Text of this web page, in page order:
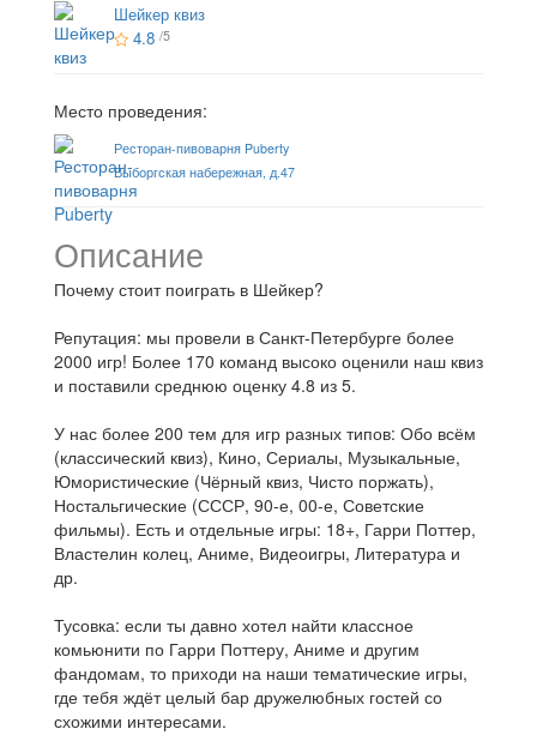
Шейкер квиз
4.8 /5
Место проведения:
Ресторан-пивоварня Puberty
Выборгская набережная, д.47
Описание
Почему стоит поиграть в Шейкер?
Репутация: мы провели в Санкт-Петербурге более
2000 игр! Более 170 команд высоко оценили наш квиз
и поставили среднюю оценку 4.8 из 5.
У нас более 200 тем для игр разных типов: Обо всём
(классический квиз), Кино, Сериалы, Музыкальные,
Юмористические (Чёрный квиз, Чисто поржать),
Ностальгические (СССР, 90-е, 00-е, Советские
фильмы). Есть и отдельные игры: 18+, Гарри Поттер,
Властелин колец, Аниме, Видеоигры, Литература и
др.
Тусовка: если ты давно хотел найти классное
комьюнити по Гарри Поттеру, Аниме и другим
фандомам, то приходи на наши тематические игры,
где тебя ждёт целый бар дружелюбных гостей со
схожими интересами.